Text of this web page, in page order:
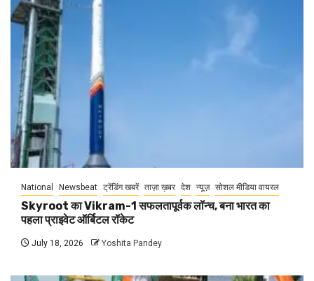
National Newsbeat ट्रेंडिंग खबरें ताज़ा ख़बर देश न्यूज़ सोशल मीडिया वायरल
Skyroot का Vikram-1 सफलतापूर्वक लॉन्च, बना भारत का
पहला प्राइवेट ऑर्बिटल रॉकेट
July 18, 2026 Yoshita Pandey